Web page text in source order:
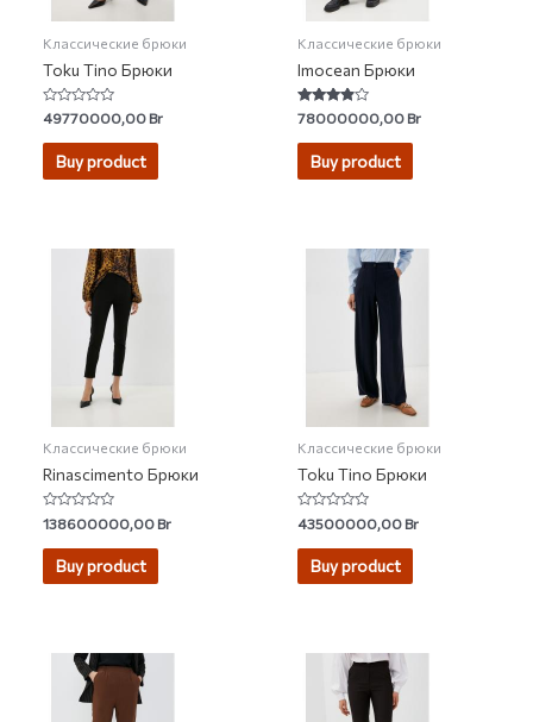
Классические брюки
Toku Tino Брюки
Rated
0
out
49770000,00Br
Buy product
Классические брюки
Imocean Брюки
Rated
3.67
out of 5
78000000,00Br
Buy product
Классические брюки
Rinascimento Брюки
Rated
0
out
138600000,00Br
Buy product
Классические брюки
Toku Tino Брюки
Rated
0
out
43500000,00Br
Buy product